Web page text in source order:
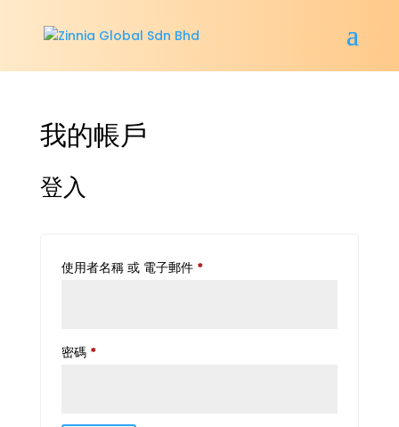
我的帳戶
登入
使用者名稱 或 電子郵件 *必
密碼 *必